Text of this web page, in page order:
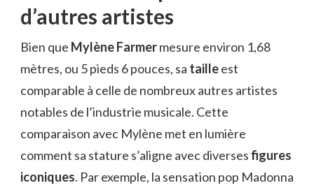
d’autres artistes
Bien que Mylène Farmermesure environ 1,68
mètres, ou 5 pieds 6 pouces, sa tailleest
comparable à celle de nombreux autres artistes
notables de l’industrie musicale. Cette
comparaison avec Mylène met en lumière
comment sa stature s’aligne avec diversesfigures
iconiques. Par exemple, la sensation pop Madonna